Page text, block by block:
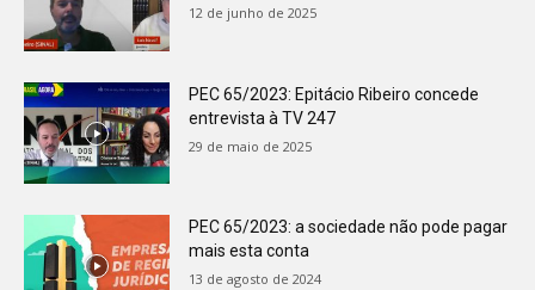
12 de junho de 2025
PEC 65/2023: Epitácio Ribeiro concede
entrevista à TV 247
29 de maio de 2025
PEC 65/2023: a sociedade não pode pagar
mais esta conta
13 de agosto de 2024